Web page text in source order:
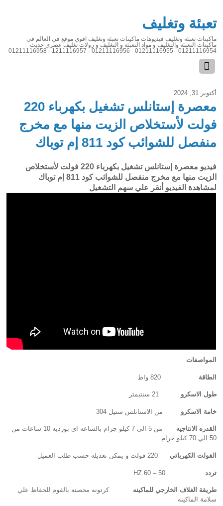
تعبئة وتغليف
ماكينات تعبئة وتغليف فيديوهات ماكينات تعبئة وتغليف اقوي موقع في العالم في
ماكينات التعبئة والتغليف و مواد التعبئة و التغليف و رولات تغليف عصري حديث
01211116954 - 01211116955 - 01211116956 - 1211116957 - 01211116958
أكتوبر 31, 2024
معصرة إستانلس تشغيل بكهرباء 220
فولت لأستخلاص الزيت منها مع مخرج
منفصل للشوائب كود 811 إم توباك
فيديو معصرة إستانلس تشغيل بكهرباء 220 فولت لأستخلاص
الزيت منها مع مخرج منفصل للشوائب كود 811 إم توباك
لمشاهدة الفيديو أنقر علي سهم التشغيل
المواصفات
الطاقة 820 واط
طول الاسكرو 21 سنتيمتر
خامة الاسكرو من الاستانلس ستيل 304
القدره الانتاجيه
من 5 الي 7 كيلو جرام بالساعه اي بورديه 10 ساعات من
50 الي 70 كيلو جرام
الفولت الكهربائي 220 فولت و يمكن تعديله حسب طلب العميل
تردد 50 – 60 HZ
طريقة الغلاف الخارجي للماكينه كرتونه محصنه بالفوم للحفاظ علي
سلامة الماكينه